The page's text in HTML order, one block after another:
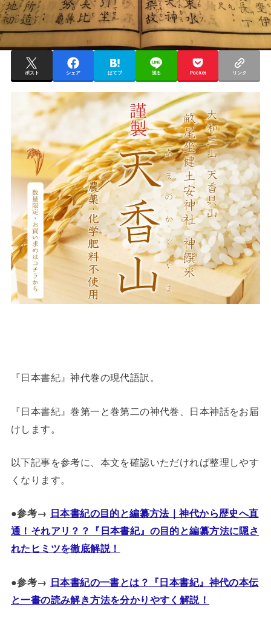
ポスト シェア はてブ 送る Pocket リンク
『日本書紀』神代巻の現代語訳。
『日本書紀』巻第一と巻第二の神代巻、日本神話をお届
けします。
以下記事を参考に、本文を確認いただければ整理しやす
くなります。
●参考→ 日本書紀の目的と編纂方法｜神代から歴史へ直
通！それアリ？？『日本書紀』の目的と編纂方法に隠さ
れたヒミツを徹底解説！
●参考→ 日本書紀の一書とは？『日本書紀』神代の本伝
と一書の読み解き方法を分かりやすく解説！